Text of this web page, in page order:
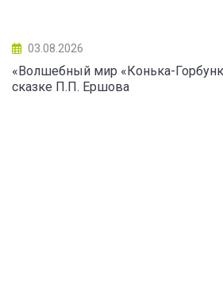
03.08.2026
«Волшебный мир «Конька-
сказке П.П. Ершова